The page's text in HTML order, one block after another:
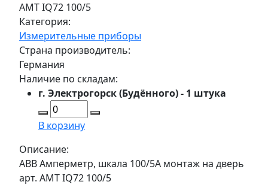
AMT IQ72 100/5
Категория:
Измерительные приборы
Страна производитель:
Германия
Наличие по складам:
г. Электрогорск (Будённого) - 1 штука
В корзину
Описание:
ABB Амперметр, шкала 100/5А монтаж на дверь
арт. AMT IQ72 100/5